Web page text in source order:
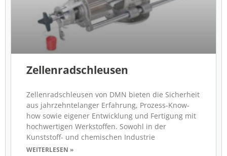
Zellenradschleusen
Zellenradschleusen von DMN bieten die Sicherheit
aus jahrzehntelanger Erfahrung, Prozess-Know-
how sowie eigener Entwicklung und Fertigung mit
hochwertigen Werkstoffen. Sowohl in der
Kunststoff- und chemischen Industrie
WEITERLESEN »